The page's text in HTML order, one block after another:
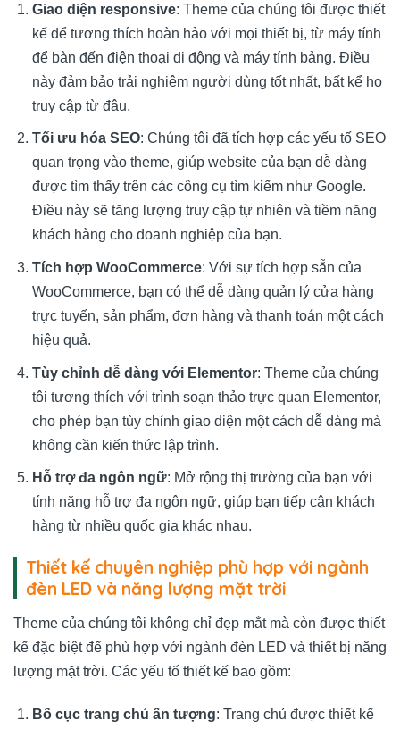
Giao diện responsive: Theme của chúng tôi được thiết
kế để tương thích hoàn hảo với mọi thiết bị, từ máy tính
để bàn đến điện thoại di động và máy tính bảng. Điều
này đảm bảo trải nghiệm người dùng tốt nhất, bất kể họ
truy cập từ đâu.
Tối ưu hóa SEO: Chúng tôi đã tích hợp các yếu tố SEO
quan trọng vào theme, giúp website của bạn dễ dàng
được tìm thấy trên các công cụ tìm kiếm như Google.
Điều này sẽ tăng lượng truy cập tự nhiên và tiềm năng
khách hàng cho doanh nghiệp của bạn.
Tích hợp WooCommerce: Với sự tích hợp sẵn của
WooCommerce, bạn có thể dễ dàng quản lý cửa hàng
trực tuyến, sản phẩm, đơn hàng và thanh toán một cách
hiệu quả.
Tùy chỉnh dễ dàng với Elementor: Theme của chúng
tôi tương thích với trình soạn thảo trực quan Elementor,
cho phép bạn tùy chỉnh giao diện một cách dễ dàng mà
không cần kiến thức lập trình.
Hỗ trợ đa ngôn ngữ: Mở rộng thị trường của bạn với
tính năng hỗ trợ đa ngôn ngữ, giúp bạn tiếp cận khách
hàng từ nhiều quốc gia khác nhau.
Thiết kế chuyên nghiệp phù hợp với ngành
đèn LED và năng lượng mặt trời
Theme của chúng tôi không chỉ đẹp mắt mà còn được thiết
kế đặc biệt để phù hợp với ngành đèn LED và thiết bị năng
lượng mặt trời. Các yếu tố thiết kế bao gồm:
Bố cục trang chủ ấn tượng: Trang chủ được thiết kế